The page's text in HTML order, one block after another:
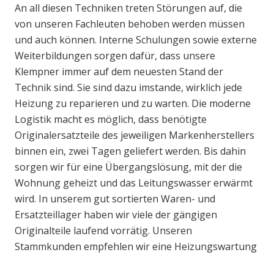
An all diesen Techniken treten Störungen auf, die
von unseren Fachleuten behoben werden müssen
und auch können. Interne Schulungen sowie externe
Weiterbildungen sorgen dafür, dass unsere
Klempner immer auf dem neuesten Stand der
Technik sind. Sie sind dazu imstande, wirklich jede
Heizung zu reparieren und zu warten. Die moderne
Logistik macht es möglich, dass benötigte
Originalersatzteile des jeweiligen Markenherstellers
binnen ein, zwei Tagen geliefert werden. Bis dahin
sorgen wir für eine Übergangslösung, mit der die
Wohnung geheizt und das Leitungswasser erwärmt
wird. In unserem gut sortierten Waren- und
Ersatzteillager haben wir viele der gängigen
Originalteile laufend vorrätig. Unseren
Stammkunden empfehlen wir eine Heizungswartung